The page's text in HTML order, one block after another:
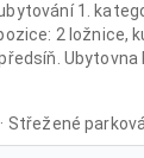
1.
2 ložnice,
Ubytovna
a ušetřit
Střežené